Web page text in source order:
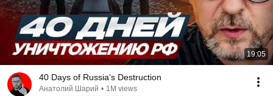
19:05
40 Days of Russia’s Destruction
Анатолий Шарий • 1M views